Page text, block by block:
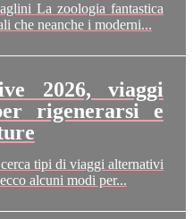
La zoologia fantastica
che neanche i moderni...
2026, viaggi
rigenerarsi e
tipi di viaggi alternativi
alcuni modi per...